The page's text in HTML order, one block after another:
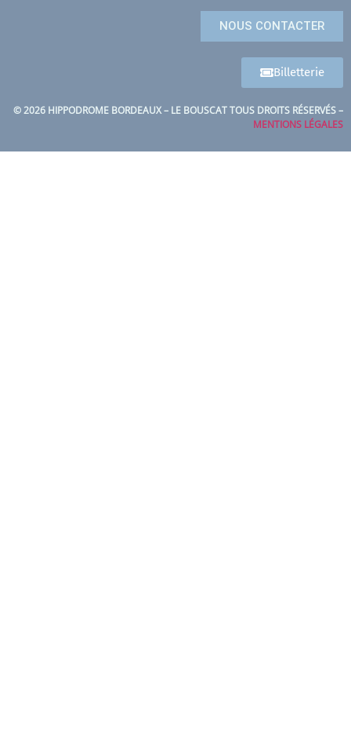
NOUS CONTACTER
Billetterie
© 2026 HIPPODROME BORDEAUX – LE BOUSCAT TOUS DROITS RÉSERVÉS –
MENTIONS LÉGALES